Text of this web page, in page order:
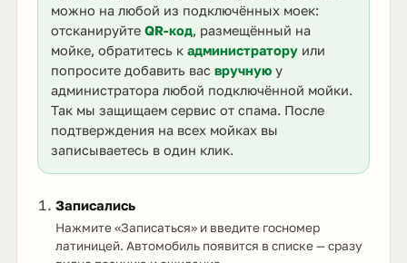
можно на любой из подключённых моек:
отсканируйте QR-код, размещённый на
мойке, обратитесь к администраторуили
попросите добавить вас вручнуюу
администратора любой подключённой мойки.
Так мы защищаем сервис от спама. После
подтверждения на всех мойках вы
записываетесь в один клик.
Записались
Нажмите «Записаться» и введите госномер
латиницей. Автомобиль появится в списке — сразу